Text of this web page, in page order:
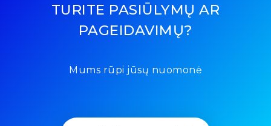
TURITE PASIŪLYMŲ AR
PAGEIDAVIMŲ?
Mums rūpi jūsų nuomonė